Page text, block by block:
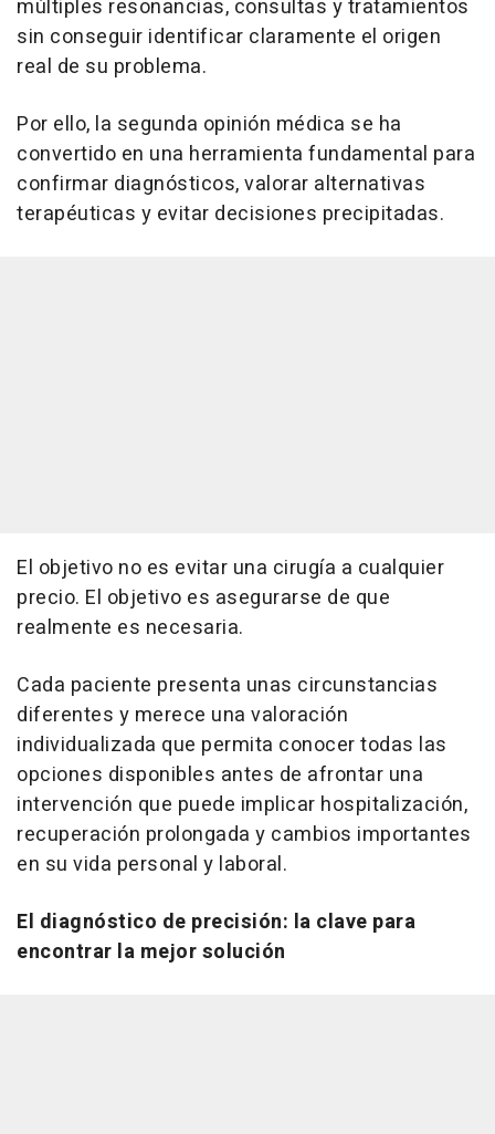
múltiples resonancias, consultas y tratamientos
sin conseguir identificar claramente el origen
real de su problema.
Por ello, la segunda opinión médica se ha
convertido en una herramienta fundamental para
confirmar diagnósticos, valorar alternativas
terapéuticas y evitar decisiones precipitadas.
El objetivo no es evitar una cirugía a cualquier
precio. El objetivo es asegurarse de que
realmente es necesaria.
Cada paciente presenta unas circunstancias
diferentes y merece una valoración
individualizada que permita conocer todas las
opciones disponibles antes de afrontar una
intervención que puede implicar hospitalización,
recuperación prolongada y cambios importantes
en su vida personal y laboral.
El diagnóstico de precisión: la clave para
encontrar la mejor solución